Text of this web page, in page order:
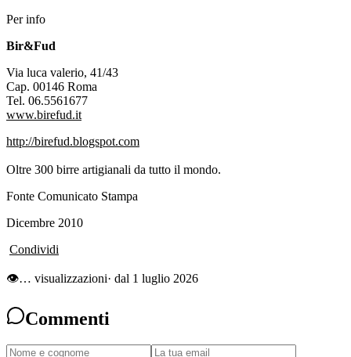
Per info
Bir&Fud
Via luca valerio, 41/43
Cap. 00146 Roma
Tel. 06.5561677
www.birefud.it
http://birefud.blogspot.com
Oltre 300 birre artigianali da tutto il mondo.
Fonte Comunicato Stampa
Dicembre 2010
Condividi
👁… visualizzazioni· dal 1 luglio 2026
Commenti